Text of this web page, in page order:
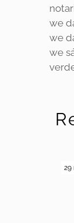
we
we
we
29